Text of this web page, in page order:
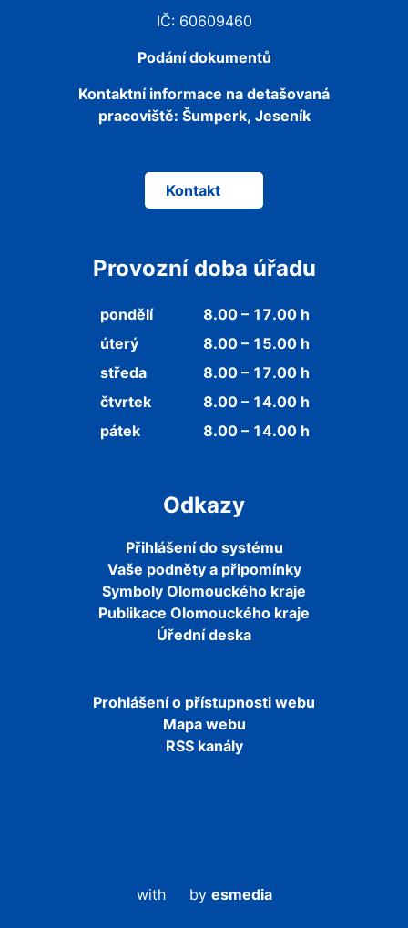
IČ: 60609460
Podání dokumentů
Kontaktní informace na detašovaná
pracoviště: Šumperk, Jeseník
Kontakt
Provozní doba úřadu
pondělí
8.00 – 17.00 h
úterý
8.00 – 15.00 h
středa
8.00 – 17.00 h
čtvrtek
8.00 – 14.00 h
pátek
8.00 – 14.00 h
Odkazy
Přihlášení do systému
Vaše podněty a připomínky
Symboly Olomouckého kraje
Publikace Olomouckého kraje
Úřední deska
Prohlášení o přístupnosti webu
Mapa webu
RSS kanály
with by esmedia